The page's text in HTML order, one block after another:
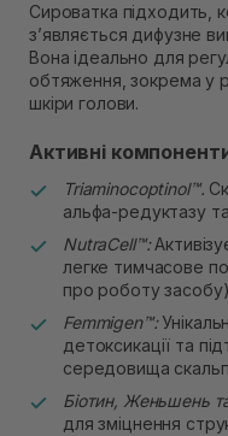
Сироватка підходить,
з’являється дифузне
Вона ідеально для
обтяження, зокрема у
шкіри голови.
Активні
Triaminocoptinol™.
альфа-редуктазу
NutraCell™:
легке тимчасове
про роботу
Femmigen™:
детоксикації та
середовища
Біотин, Женьшень
для зміцнення